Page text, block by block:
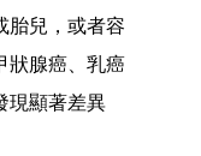
胎兒，或者容
狀腺癌、乳癌
現顯著差異